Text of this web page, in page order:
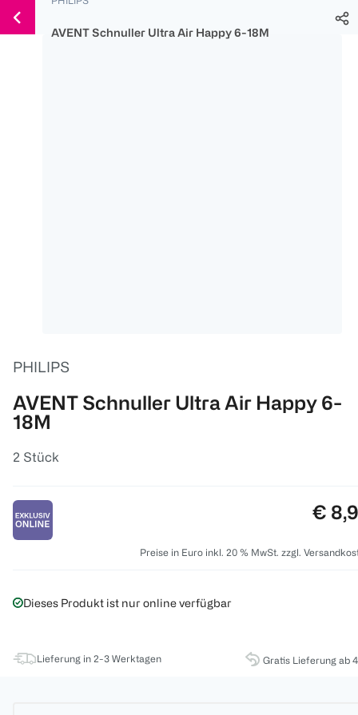
150 Ös
300 Ös
500 Ös
Weiter
zum
AVENT Schnuller Ultra Air Happy 6-18M
PHILIPS
AVENT Schnuller Ultra Air Happy 6-
18M
2 Stück
€
Preise in Euro inkl. 20 % MwSt. zzgl.
Dieses Produkt ist nur online verfügbar
Lieferung in 2-3 Werktagen Gratis Lieferung ab